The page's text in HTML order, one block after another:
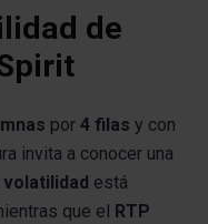
de
por 4 filas y con
invita a conocer una
volatilidad está
que el
RTP